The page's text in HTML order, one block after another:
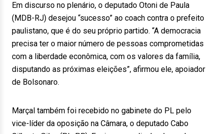
Em discurso no plenário, o deputado Otoni de Paula
(MDB-RJ) desejou “sucesso” ao coach contra o prefeito
paulistano, que é do seu próprio partido. “A democracia
precisa ter o maior número de pessoas comprometidas
com a liberdade econômica, com os valores da família,
disputando as próximas eleições”, afirmou ele, apoiador
de Bolsonaro.
Marçal também foi recebido no gabinete do PL pelo
vice-líder da oposição na Câmara, o deputado Cabo